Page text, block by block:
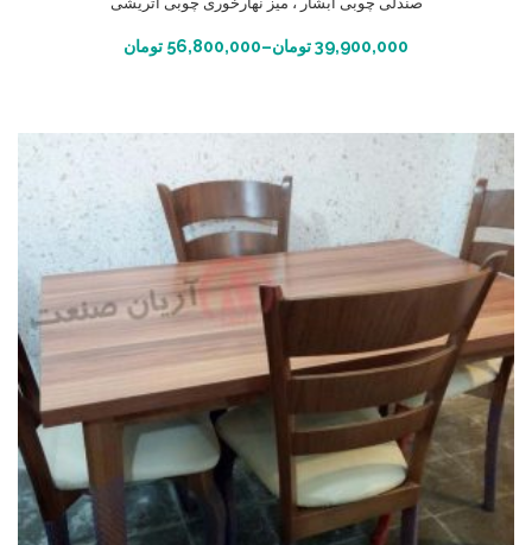
39,900,000تومان–
56,800,000 تومان انتخاب گزینه ها